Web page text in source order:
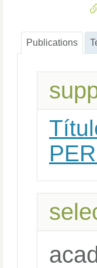
Publications